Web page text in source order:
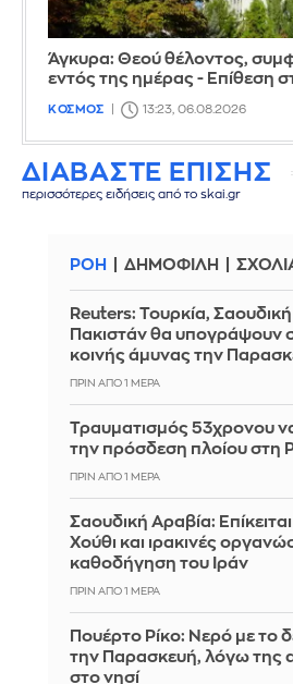
Άγκυρα: Θεού θέλοντος,
εντός της ημέρας - Επίθεση
ΚΟΣΜΟΣ 13:23, 06.08.2026
ΔΙΑΒΑΣΤΕ ΕΠΙΣΗΣ
περισσότερες ειδήσεις από το skai.gr
ΡΟΗ ΔΗΜΟΦΙΛΗ
Reuters: Τουρκία,
Πακιστάν θα υπογράψουν
κοινής άμυνας την
ΠΡΙΝ ΑΠΌ 1 ΜΈΡΑ
Τραυματισμός 53χρονου
την πρόσδεση πλοίου στη
ΠΡΙΝ ΑΠΌ 1 ΜΈΡΑ
Σαουδική Αραβία:
Χούθι και ιρακινές
καθοδήγηση του Ιράν
ΠΡΙΝ ΑΠΌ 1 ΜΈΡΑ
Πουέρτο Ρίκο: Νερό με το
την Παρασκευή, λόγω της
στο νησί